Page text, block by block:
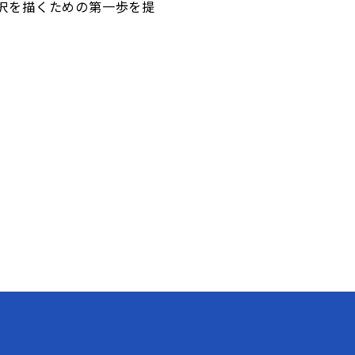
を描くための第一歩を提